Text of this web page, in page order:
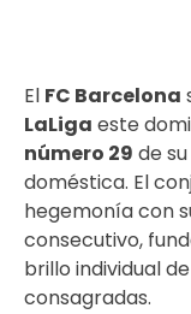
El FC Barcelona
LaLiga este
número 29 de
doméstica. El
hegemonía con
consecutivo,
brillo individual
consagradas.